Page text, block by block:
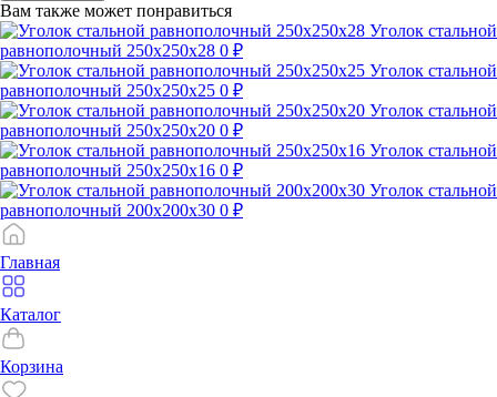
Вам также может понравиться
Уголок стальной
равнополочный 250х250х28 0 ₽
Уголок стальной
равнополочный 250х250х25 0 ₽
Уголок стальной
равнополочный 250х250х20 0 ₽
Уголок стальной
равнополочный 250х250х16 0 ₽
Уголок стальной
равнополочный 200х200х30 0 ₽
Главная
Каталог
Корзина